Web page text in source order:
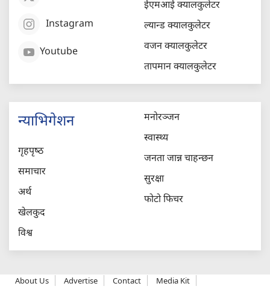
Instagram
Youtube
ईएमआई क्यालकुलेटर
ल्यान्ड क्यालकुलेटर
वजन क्यालकुलेटर
तापमान क्यालकुलेटर
न्याभिगेशन
गृहपृष्‍ठ
समाचार
अर्थ
खेलकुद
विश्व
मनोरञ्जन
स्वास्थ्य
जनता जान्न चाहन्छन
सुरक्षा
फोटो फिचर
About Us Advertise Contact Media Kit